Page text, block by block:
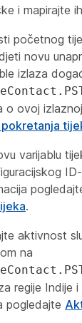
i mapirajte
početnog
novu
izlaza
o ovoj
varijablu
.
aktivnost
na
regije Indije
pogledajte